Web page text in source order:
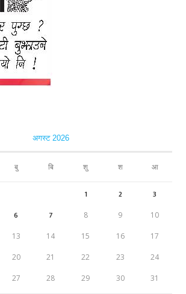
अगस्ट 2026
बु बि शु श आ
1 2
3
6 7 8 9 10
13 14 15 16 17
20 21 22 23 24
27 28 29 30 31